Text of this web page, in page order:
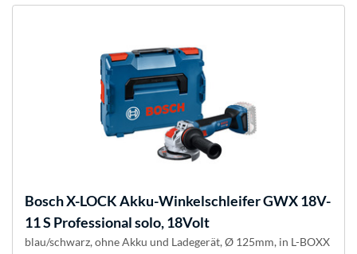
BoschX-LOCK Akku-Winkelschleifer GWX 18V-
11 S Professional solo, 18Volt
blau/schwarz, ohne Akku und Ladegerät, Ø 125mm, in L-BOXX